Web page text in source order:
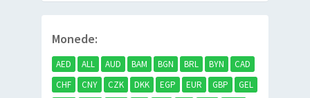
Monede:
AED ALL AUD BAM BGN BRL BYN
CAD
CHF
CNY CZK DKK EGP EUR GBP
GEL